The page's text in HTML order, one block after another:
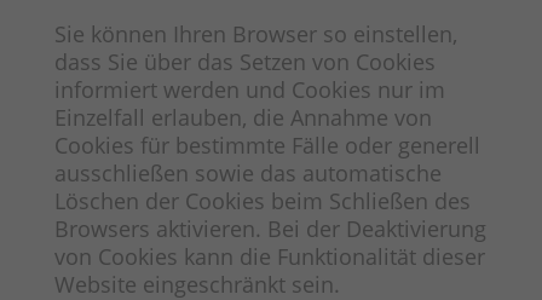
Sie können Ihren Browser so einstellen,
dass Sie über das Setzen von Cookies
informiert werden und Cookies nur im
Einzelfall erlauben, die Annahme von
Cookies für bestimmte Fälle oder generell
ausschließen sowie das automatische
Löschen der Cookies beim Schließen des
Browsers aktivieren. Bei der Deaktivierung
von Cookies kann die Funktionalität dieser
Website eingeschränkt sein.